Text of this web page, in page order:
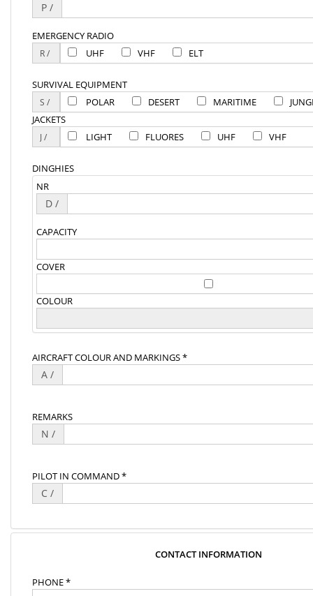
P /
EMERGENCY RADIO
UHF
VHF ELT
SURVIVAL EQUIPMENT
POLAR
DESERT MARITIME
JACKETS
LIGHT
FLUORES UHF VHF
DINGHIES
NR
D /
CAPACITY
COVER
COLOUR
AIRCRAFT COLOUR AND MARKINGS *
A /
REMARKS
N /
PILOT IN COMMAND *
C /
CONTACT INFORMATION
PHONE *